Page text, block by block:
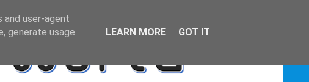
and user-agent
generate usage
LEARN MORE GOT IT